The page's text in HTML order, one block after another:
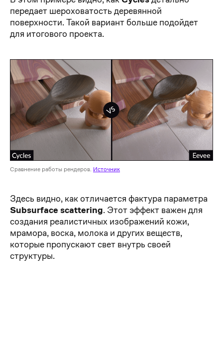
передает шероховатость деревянной
поверхности. Такой вариант больше подойдет
для итогового проекта.
Сравнение работы рендеров. Источник
Здесь видно, как отличается фактура параметра
Subsurface scattering. Этот эффект важен для
создания реалистичных изображений кожи,
мрамора, воска, молока и других веществ,
которые пропускают свет внутрь своей
структуры.